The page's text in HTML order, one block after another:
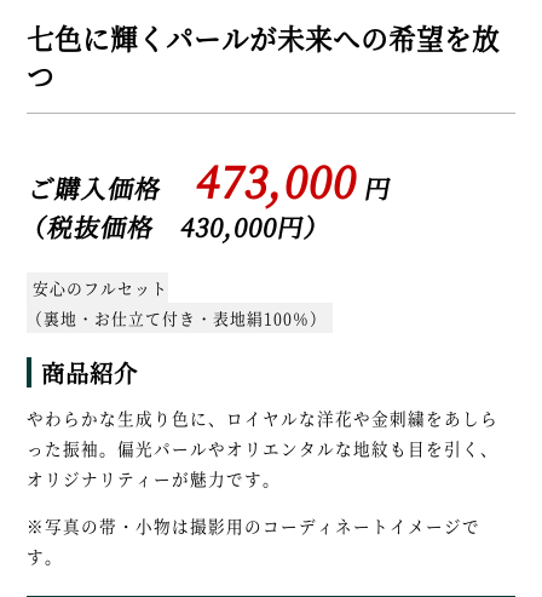
七色に輝くパールが未来への希望を放
つ
ご購入価格473,000 円
（税抜価格 430,000円）
安心のフルセット
（裏地・お仕立て付き・表地絹100％）
商品紹介
やわらかな生成り色に、ロイヤルな洋花や金刺繍をあしら
った振袖。偏光パールやオリエンタルな地紋も目を引く、
オリジナリティーが魅力です。
※写真の帯・小物は撮影用のコーディネートイメージで
す。